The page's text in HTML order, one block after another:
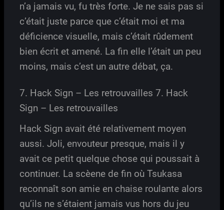
n’a jamais vu, fu très forte. Je ne sais pas si
c’était juste parce que c’était moi et ma
déficience visuelle, mais c’était rûdement
bien écrit et amené. La fin elle l’était un peu
moins, mais c’est un autre débat, ça.
7. Hack Sign – Les retrouvailles 7. Hack
Sign – Les retrouvailles
Hack Sign avait été relativement moyen
aussi. Joli, envouteur presque, mais il y
avait ce petit quelque chose qui poussait à
continuer. La scèene de fin où Tsukasa
reconnaît son amie en chaise roulante alors
qu’ils ne s’étaient jamais vus hors du jeu